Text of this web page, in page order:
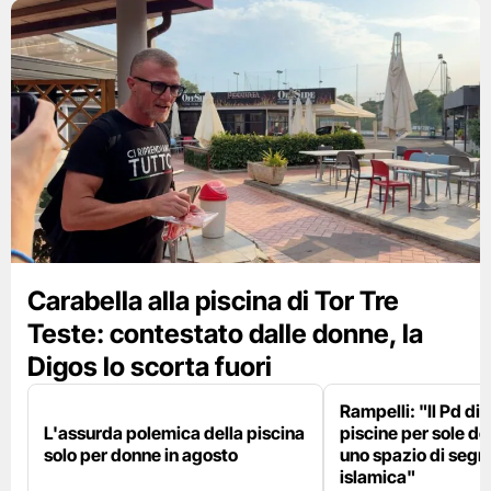
Carabella alla piscina di Tor Tre
Teste: contestato dalle donne, la
Digos lo scorta fuori
L'assurda polemica della piscina
solo per donne in agosto
Rampelli: "Il Pd
piscine per sole
uno spazio di
islamica"